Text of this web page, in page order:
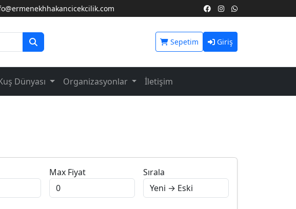
Sepetim Giriş
Dünyası Organizasyonlar İletişim
Max Fiyat Sırala